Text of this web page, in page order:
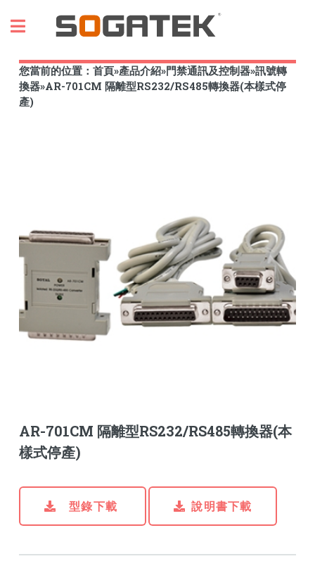
您當前的位置： 首頁»產品介紹»門禁通訊及控制器»訊號轉
換器»AR-701CM 隔離型RS232/RS485轉換器(本樣式停
產)
AR-701CM 隔離型RS232/RS485轉換器(本
樣式停產)
型錄下載 說明書下載
Toggle